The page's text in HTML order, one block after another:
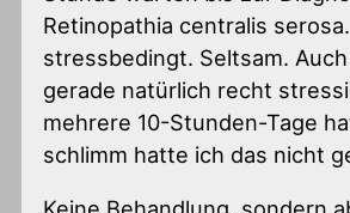
Retinopathia centralis
stressbedingt. Seltsam.
gerade natürlich recht
mehrere 10-Stunden-Tage
schlimm hatte ich das nicht